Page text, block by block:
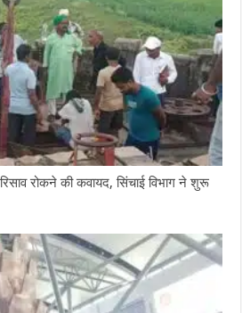
रोकने की कवायद, सिंचाई विभाग ने शुरू